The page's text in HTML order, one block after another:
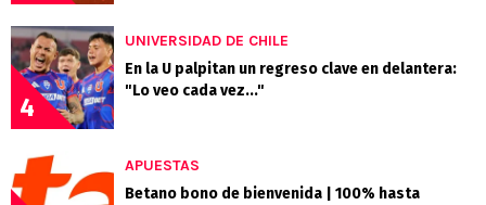
4
UNIVERSIDAD DE CHILE
En la U palpitan un regreso clave en delantera:
"Lo veo cada vez..."
APUESTAS
Betano bono de bienvenida | 100% hasta